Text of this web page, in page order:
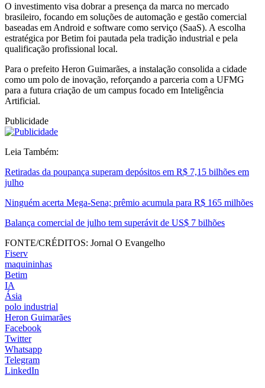
O investimento visa dobrar a presença da marca no mercado
brasileiro, focando em soluções de automação e gestão comercial
baseadas em Android e software como serviço (SaaS). A escolha
estratégica por Betim foi pautada pela tradição industrial e pela
qualificação profissional local.
Para o prefeito Heron Guimarães, a instalação consolida a cidade
como um polo de inovação, reforçando a parceria com a UFMG
para a futura criação de um campus focado em Inteligência
Artificial.
Publicidade
Leia Também:
Retiradas da poupança superam depósitos em R$ 7,15 bilhões em
julho
Ninguém acerta Mega-Sena; prêmio acumula para R$ 165 milhões
Balança comercial de julho tem superávit de US$ 7 bilhões
FONTE/CRÉDITOS: Jornal O Evangelho
Fiserv
maquininhas
Betim
IA
Ásia
polo industrial
Heron Guimarães
Facebook
Twitter
Whatsapp
Telegram
LinkedIn